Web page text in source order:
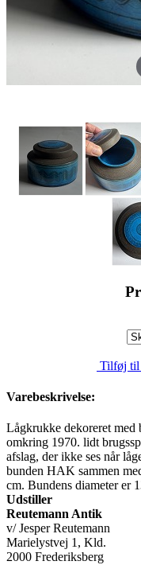
Tilføj
Varebeskrivelse:
Lågkrukke dekoreret med
omkring 1970. lidt
afslag, der ikke ses når
bunden HAK sammen
cm. Bundens diameter er
Udstiller
Reutemann Antik
v/ Jesper Reutemann
Marielystvej 1, Kld.
2000 Frederiksberg